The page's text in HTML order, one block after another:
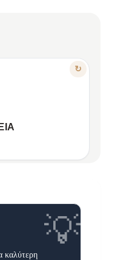
↻
ΜΑΖΊ
με αρχαία μέθοδο.
καθημερινό σας στυλ.
αισθητική.
💡
καλύτερη